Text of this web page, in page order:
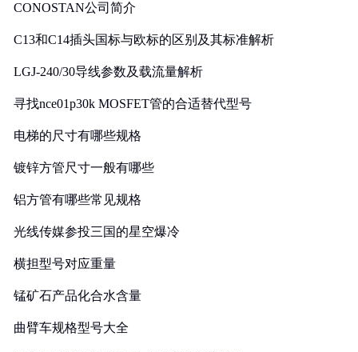
CONOSTAN公司简介
C13和C14插头国标与欧标的区别及其标准解析
LGJ-240/30导线参数及载流量解析
寻找nce01p30k MOSFET管的合适替代型号
电梯的尺寸有哪些规格
镀锌方管尺寸一般有哪些
铝方管有哪些常见规格
光线传媒参投三国的星空爆冷
横担型号对应重量
锰矿石产品化合水含量
曲臂车规格型号大全